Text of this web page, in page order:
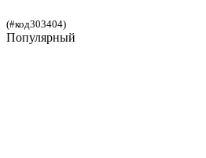
(#код303404)
Популярный